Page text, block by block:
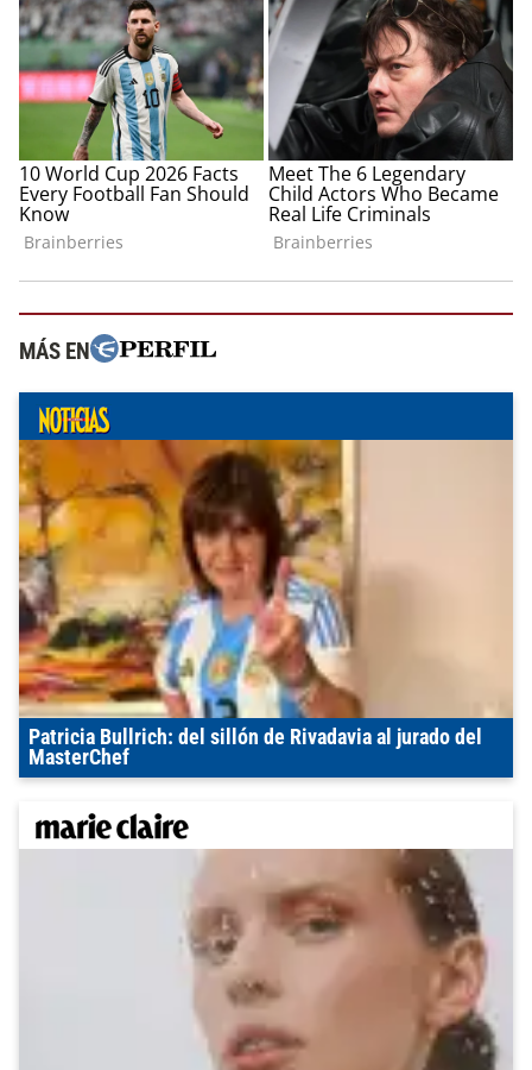
MÁS EN
Patricia Bullrich: del sillón de Rivadavia al jurado del
MasterChef